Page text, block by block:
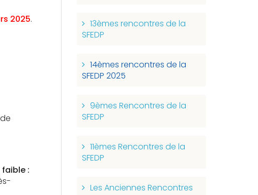
2025.
:
13èmes rencontres de la
SFEDP
14èmes rencontres de la
SFEDP 2025
9èmes Rencontres de la
SFEDP
11èmes Rencontres de la
SFEDP
Les Anciennes Rencontres